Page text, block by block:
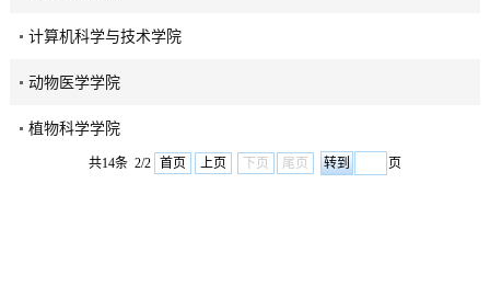
计算机科学与技术学院
动物医学学院
植物科学学院
共14条 2/2 首页 上页 下页 尾页 页